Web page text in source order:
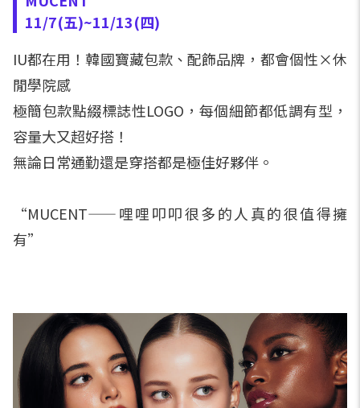
11/7(五)~11/13(四)
IU都在用！韓國寶藏包款、配飾品牌，都會個性×休
閒學院感
極簡包款點綴標誌性LOGO，每個細節都低調有型，
容量大又超好搭！
無論日常通勤還是穿搭都是極佳好夥伴。
“MUCENT——哩哩叩叩很多的人真的很值得擁
有”